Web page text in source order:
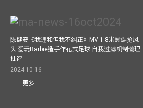
陈健安《我违和但我不纠正》MV 1.8米蜥蜴抢风
头 爱玩Barbie造手作花式足球 自我过滤机制懒理
批评
2024-10-16
更多